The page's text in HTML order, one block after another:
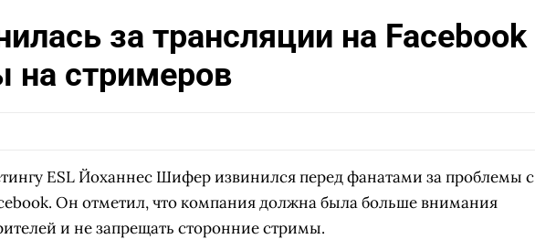
за трансляции на Facebook
на стримеров
ESL Йоханнес Шифер извинился перед фанатами за проблемы с
Он отметил, что компания должна была больше внимания
и не запрещать сторонние стримы.